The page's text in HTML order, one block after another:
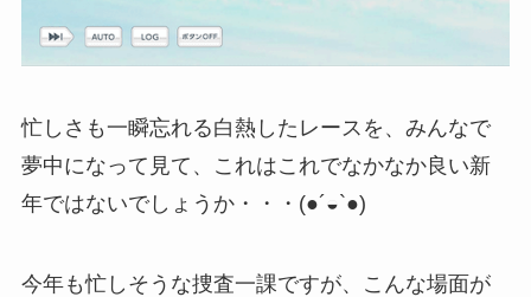
忙しさも一瞬忘れる白熱したレースを、みんなで
夢中になって見て、これはこれでなかなか良い新
年ではないでしょうか・・・(●´◒`●)
今年も忙しそうな捜査一課ですが、こんな場面が